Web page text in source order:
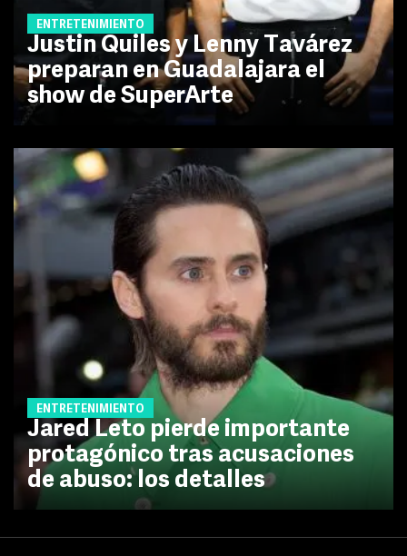
ENTRETENIMIENTO
Justin Quiles y Lenny Tavárez
preparan en Guadalajara el
show de SuperArte
ENTRETENIMIENTO
Jared Leto pierde importante
protagónico tras acusaciones
de abuso: los detalles